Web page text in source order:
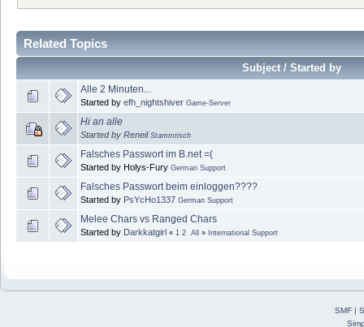
Related Topics
Subject / Started by
Alle 2 Minuten...
Started by efh_nightshiver Game-Server
Hi an alle
Started by Reneil Stammtisch
Falsches Passwort im B.net =(
Started by Holys-Fury German Support
Falsches Passwort beim einloggen????
Started by PsYcHo1337 German Support
Melee Chars vs Ranged Chars
Started by Darkkatgirl « 1 2 All » International Support
SMF|